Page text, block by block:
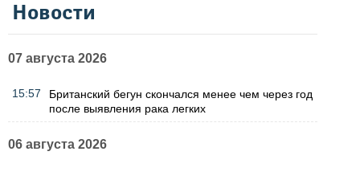
Новости
07 августа 2026
15:57
Британский бегун скончался менее чем через год
после выявления рака легких
06 августа 2026